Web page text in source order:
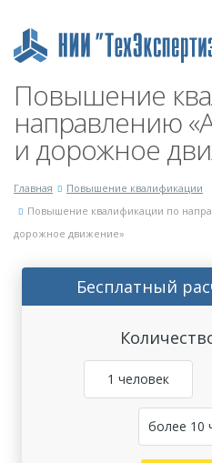
Повышение
направлению
и дорожное
Главная
Повышение квалификации
Повышение квалификации по
дорожное движение»
Бесплатный
1 человек
более 10